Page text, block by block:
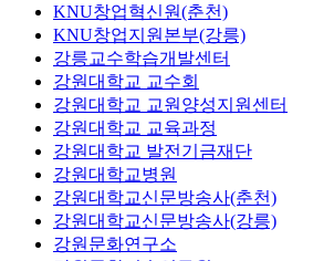
KNU창업혁신원(춘천)
KNU창업지원본부(강릉)
강릉교수학습개발센터
강원대학교 교수회
강원대학교 교원양성지원센터
강원대학교 교육과정
강원대학교 발전기금재단
강원대학교병원
강원대학교신문방송사(춘천)
강원대학교신문방송사(강릉)
강원문화연구소